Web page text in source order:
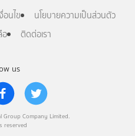
us
Company Limited.
reserved
อนไข
นโยบายความเป็นส่วนตัว
อ
ติดต่อเรา